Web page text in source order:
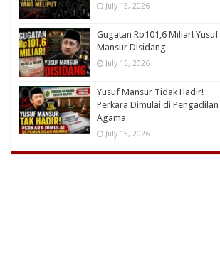
July 15, 2026
Gugatan Rp101,6 Miliar! Yusuf
Mansur Disidang
July 15, 2026
Yusuf Mansur Tidak Hadir!
Perkara Dimulai di Pengadilan
Agama
July 15, 2026